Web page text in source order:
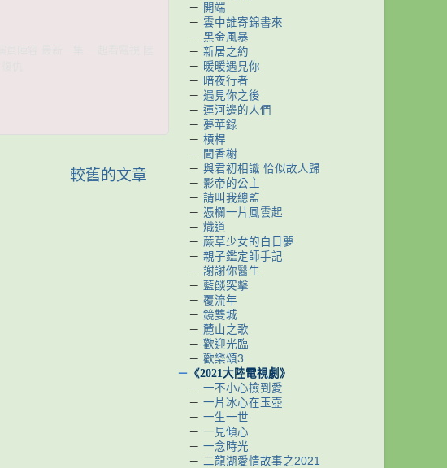
較舊的文章
－ 開端
－ 雲中誰寄錦書來
－ 黑金風暴
－ 新居之約
－ 暖暖遇見你
－ 暗夜行者
－ 遇見你之後
－ 運河邊的人們
－ 夢華錄
－ 槓桿
－ 聞香榭
－ 與君初相識 恰似故人歸
－ 影帝的公主
－ 請叫我總監
－ 憑欄一片風雲起
－ 熾道
－ 蕨草少女的白日夢
－ 親子鑑定師手記
－ 謝謝你醫生
－ 藍燄突擊
－ 覆流年
－ 鏡雙城
－ 麓山之歌
－ 歡迎光臨
－ 歡樂頌3
－ 《2021大陸電視劇》
－ 一不小心撿到愛
－ 一片冰心在玉壺
－ 一生一世
－ 一見傾心
－ 一念時光
－ 二龍湖愛情故事之2021